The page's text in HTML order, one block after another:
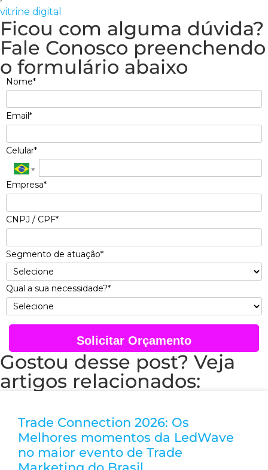
vitrine digital
Ficou com alguma dúvida?
Fale Conosco preenchendo
o formulário abaixo
Nome*
Email*
Celular*
Empresa*
CNPJ / CPF*
Segmento de atuação*
Qual a sua necessidade?*
Solicitar Orçamento
Gostou desse post? Veja
artigos relacionados:
Trade Connection 2026: Os
Melhores momentos da LedWave
no maior evento de Trade